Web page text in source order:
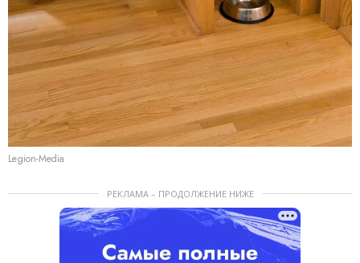
Legion-Media
РЕКЛАМА – ПРОДОЛЖЕНИЕ НИЖЕ